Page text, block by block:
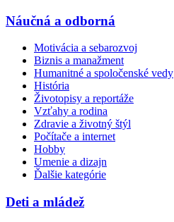
Náučná a odborná
Motivácia a sebarozvoj
Biznis a manažment
Humanitné a spoločenské vedy
História
Životopisy a reportáže
Vzťahy a rodina
Zdravie a životný štýl
Počítače a internet
Hobby
Umenie a dizajn
Ďalšie kategórie
Deti a mládež